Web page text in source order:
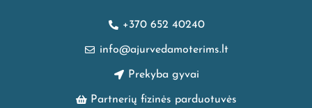
+370 652 40240
info@ajurvedamoterims.lt
Prekyba gyvai
Partnerių fizinės parduotuvės